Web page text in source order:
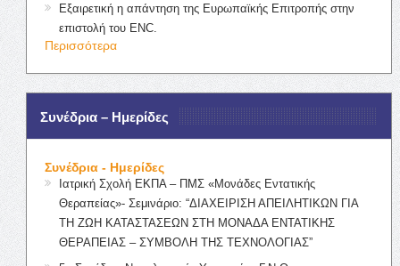
Εξαιρετική η απάντηση της Ευρωπαϊκής Επιτροπής στην
επιστολή του ENC.
Περισσότερα
Συνέδρια – Ημερίδες
Συνέδρια - Ημερίδες
Ιατρική Σχολή ΕΚΠΑ – ΠΜΣ «Μονάδες Εντατικής
Θεραπείας»- Σεμινάριο: “ΔΙΑΧΕΙΡΙΣΗ ΑΠΕΙΛΗΤΙΚΩΝ ΓΙΑ
ΤΗ ΖΩΗ ΚΑΤΑΣΤΑΣΕΩΝ ΣΤΗ ΜΟΝΑΔΑ ΕΝΤΑΤΙΚΗΣ
ΘΕΡΑΠΕΙΑΣ – ΣΥΜΒΟΛΗ ΤΗΣ ΤΕΧΝΟΛΟΓΙΑΣ”